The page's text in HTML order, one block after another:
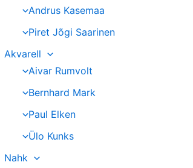
Andrus Kasemaa
Piret Jõgi Saarinen
Akvarell
Aivar Rumvolt
Bernhard Mark
Paul Elken
Ülo Kunks
Nahk